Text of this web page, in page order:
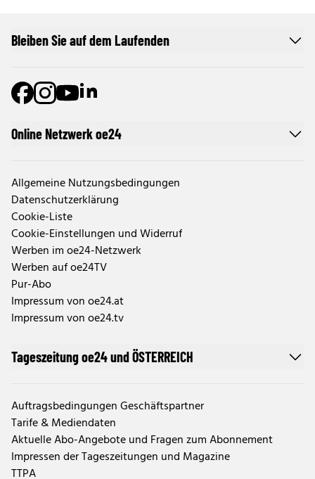
Online Netzwerk oe24
Allgemeine Nutzungsbedingungen
Datenschutzerklärung
Cookie-Liste
Cookie-Einstellungen und Widerruf
Werben im oe24-Netzwerk
Werben auf oe24TV
Pur-Abo
Impressum von oe24.at
Impressum von oe24.tv
Tageszeitung oe24 und ÖSTERREICH
Auftragsbedingungen Geschäftspartner
Tarife & Mediendaten
Aktuelle Abo-Angebote und Fragen zum Abonnement
Impressen der Tageszeitungen und Magazine
TTPA
Bleiben Sie auf dem Laufenden